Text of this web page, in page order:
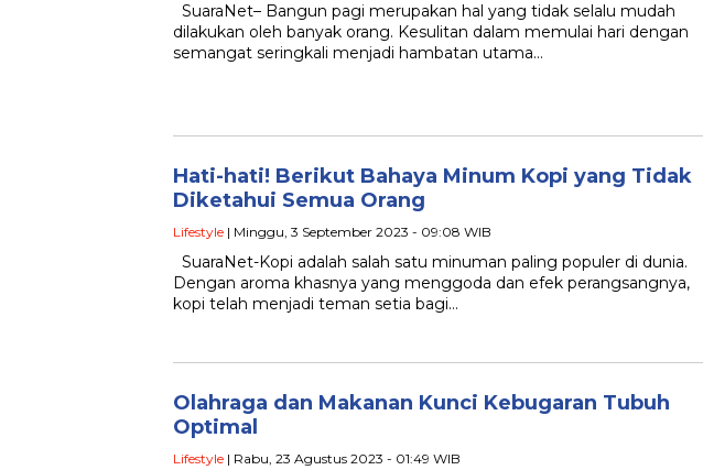
SuaraNet– Bangun pagi merupakan hal yang tidak selalu mudah
dilakukan oleh banyak orang. Kesulitan dalam memulai hari dengan
semangat seringkali menjadi hambatan utama…
Hati-hati! Berikut Bahaya Minum Kopi yang Tidak
Diketahui Semua Orang
Lifestyle | Minggu, 3 September 2023 - 09:08 WIB
SuaraNet-Kopi adalah salah satu minuman paling populer di dunia.
Dengan aroma khasnya yang menggoda dan efek perangsangnya,
kopi telah menjadi teman setia bagi…
Olahraga dan Makanan Kunci Kebugaran Tubuh
Optimal
Lifestyle | Rabu, 23 Agustus 2023 - 01:49 WIB